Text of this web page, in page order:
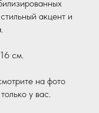
акцент и
см.
на фото
у вас.